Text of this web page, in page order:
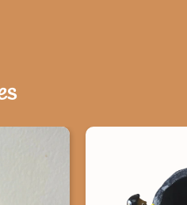
de canto e estante. No
No escritório ou biblioteca: nas
sala de jantar: sobre o bufê ou
miniaturas, assim a peça deve
muito usadas para caracterizar
da casa e as coisas que ele